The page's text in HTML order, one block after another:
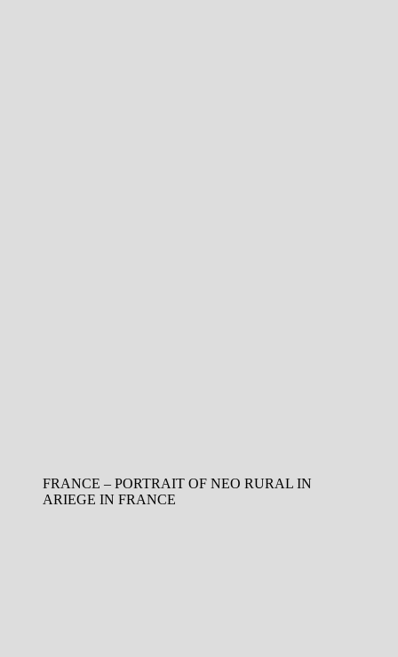
FRANCE – PORTRAIT OF NEO RURAL IN
ARIEGE IN FRANCE